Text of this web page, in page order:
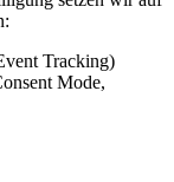
Tracking)
Mode,